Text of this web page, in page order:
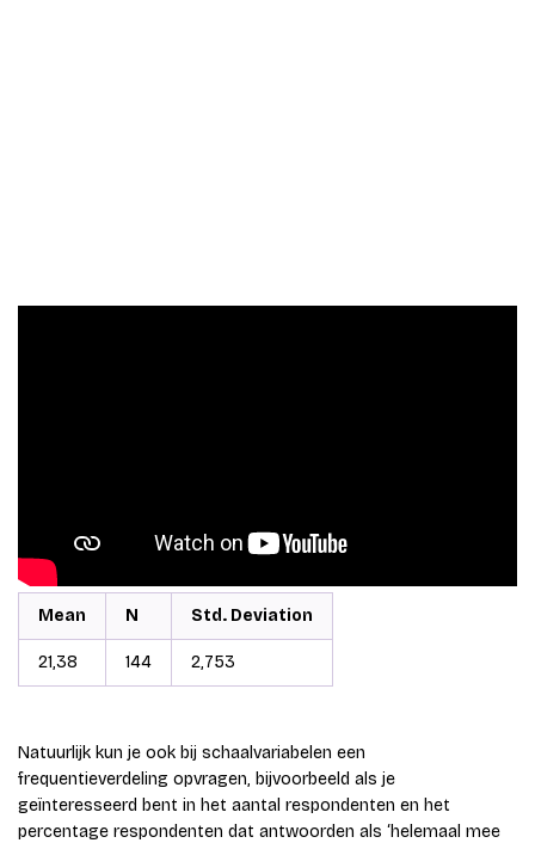
Mean N Std. Deviation
21,38 144 2,753
Natuurlijk kun je ook bij schaalvariabelen een
frequentieverdeling opvragen, bijvoorbeeld als je
geïnteresseerd bent in het aantal respondenten en het
percentage respondenten dat antwoorden als ‘helemaal mee